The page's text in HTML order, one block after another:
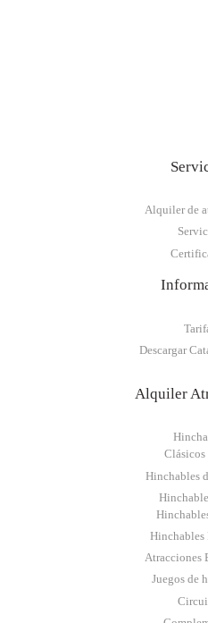
Alquiler de
Descargar
Alquiler
Hinchables
Hinchables
Atracciones
Juegos de